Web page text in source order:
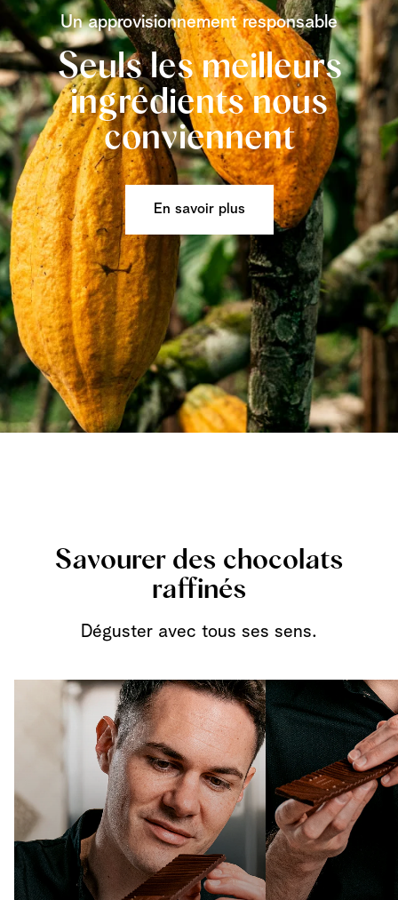
Un approvisionnement responsable
Seuls les meilleurs
ingrédients nous
conviennent
En savoir plus
Savourer des chocolats
raffinés
Déguster avec tous ses sens.